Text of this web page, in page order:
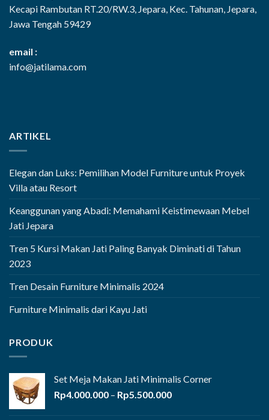
Kecapi Rambutan RT.20/RW.3, Jepara, Kec. Tahunan, Jepara,
Jawa Tengah 59429
email :
info@jatilama.com
ARTIKEL
Elegan dan Luks: Pemilihan Model Furniture untuk Proyek
Villa atau Resort
Keanggunan yang Abadi: Memahami Keistimewaan Mebel
Jati Jepara
Tren 5 Kursi Makan Jati Paling Banyak Diminati di Tahun
2023
Tren Desain Furniture Minimalis 2024
Furniture Minimalis dari Kayu Jati
PRODUK
Set Meja Makan Jati Minimalis Corner
Rp4.000.000 – Rp5.500.000Rentang